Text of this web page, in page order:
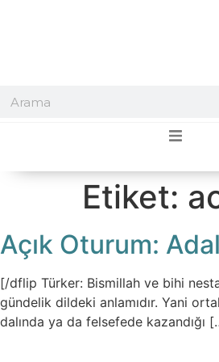
Etiket:
Açık Oturum:
[/dflip Türker: Bismillah ve bihi
gündelik dildeki anlamıdır. Yani
dalında ya da felsefede kazandığı